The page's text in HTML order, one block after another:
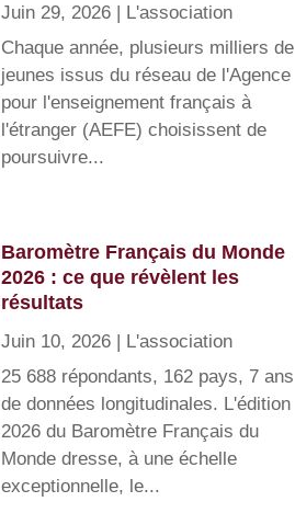
Juin 29, 2026| L'association
Chaque année, plusieurs milliers de
jeunes issus du réseau de l'Agence
pour l'enseignement français à
l'étranger (AEFE) choisissent de
poursuivre...
Baromètre Français du Monde
2026 : ce que révèlent les
résultats
Juin 10, 2026| L'association
25 688 répondants, 162 pays, 7 ans
de données longitudinales. L'édition
2026 du Baromètre Français du
Monde dresse, à une échelle
exceptionnelle, le...